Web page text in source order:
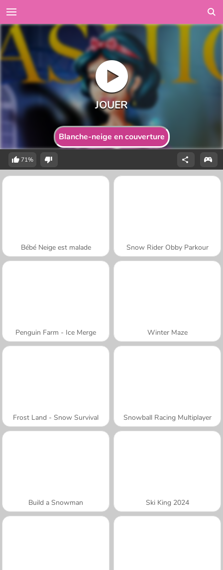
Blanche-neige en couverture
71%
Bébé Neige est malade Snow Rider Obby Parkour
Penguin Farm - Ice Merge Winter Maze
Frost Land - Snow Survival Snowball Racing Multiplayer
Build a Snowman Ski King 2024